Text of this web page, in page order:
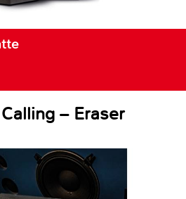
– Eraser